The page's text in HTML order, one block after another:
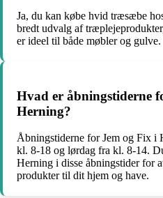
Ja, du kan købe hvid træsæbe
bredt udvalg af
er ideel til både møbler og gulve.
Hvad er åbningstiderne
Herning?
Åbningstiderne for Jem og Fix i
kl. 8-18 og lørdag fra kl. 8-14.
Herning i disse åbningstider for
produkter til dit hjem og have.